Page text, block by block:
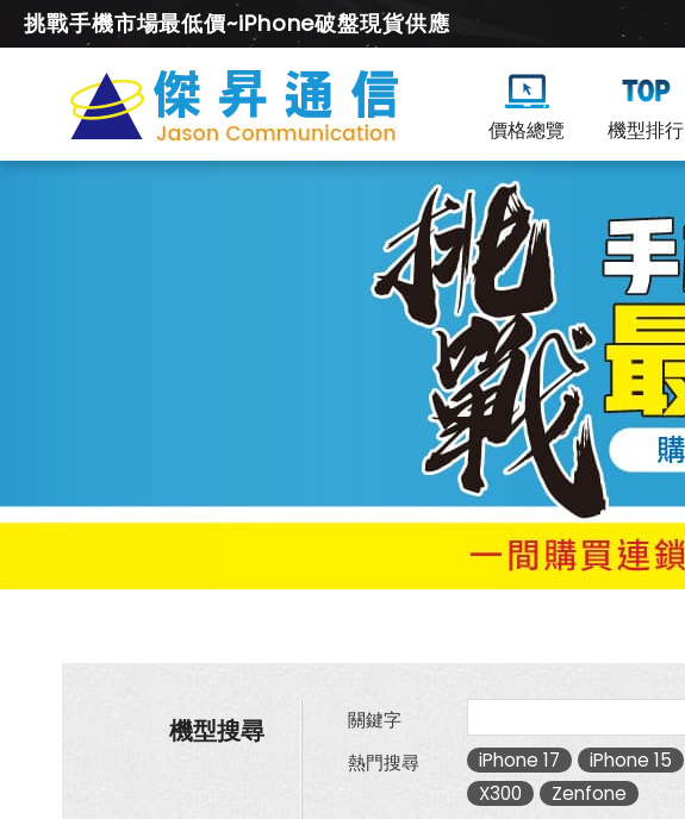
iPhone
挑戰手機市場最低價~iPhone破盤現貨供應
價格總覽 機型排行
機型搜尋
關鍵字
熱門搜尋
iPhone 17 iPhone 15
X300
Zenfone